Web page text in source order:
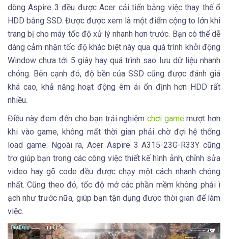
dòng Aspire 3 đều được Acer cải tiến bằng việc thay thế ổ
HDD bằng SSD. Được được xem là một điểm cộng to lớn khi
trang bị cho máy tốc độ xử lý nhanh hơn trước. Bạn có thể dễ
dàng cảm nhận tốc độ khác biệt này qua quá trình khởi động
Window chưa tới 5 giây hay quá trình sao lưu dữ liệu nhanh
chóng. Bên cạnh đó, độ bền của SSD cũng được đánh giá
khá cao, khả năng hoạt động êm ái ổn định hơn HDD rất
nhiều.
Điều này đem đến cho bạn trải nghiệmchơi gamemượt hơn
khi vào game, không mất thời gian phải chờ đợi hệ thống
load game. Ngoài ra, Acer Aspire 3 A315-23G-R33Y cũng
trợ giúp bạn trong các công việc thiết kế hình ảnh, chỉnh sửa
video hay gõ code đều được chạy một cách nhanh chóng
nhất. Cũng theo đó, tốc độ mở các phần mềm không phải ì
ạch như trước nữa, giúp bạn tận dụng được thời gian để làm
việc.